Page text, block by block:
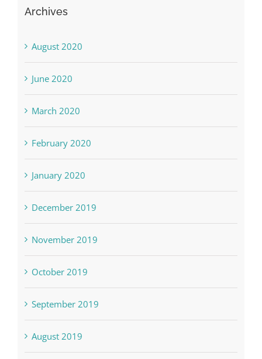
Archives
August 2020
June 2020
March 2020
February 2020
January 2020
December 2019
November 2019
October 2019
September 2019
August 2019